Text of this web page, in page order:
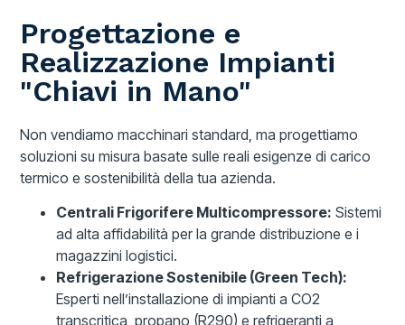
Progettazione e
Realizzazione Impianti
"Chiavi in Mano"
Non vendiamo macchinari standard, ma progettiamo
soluzioni su misura basate sulle reali esigenze di carico
termico e sostenibilità della tua azienda.
Centrali Frigorifere Multicompressore: Sistemi
ad alta affidabilità per la grande distribuzione e i
magazzini logistici.
Refrigerazione Sostenibile (Green Tech):
Esperti nell’installazione di impianti a CO2
transcritica, propano (R290) e refrigeranti a